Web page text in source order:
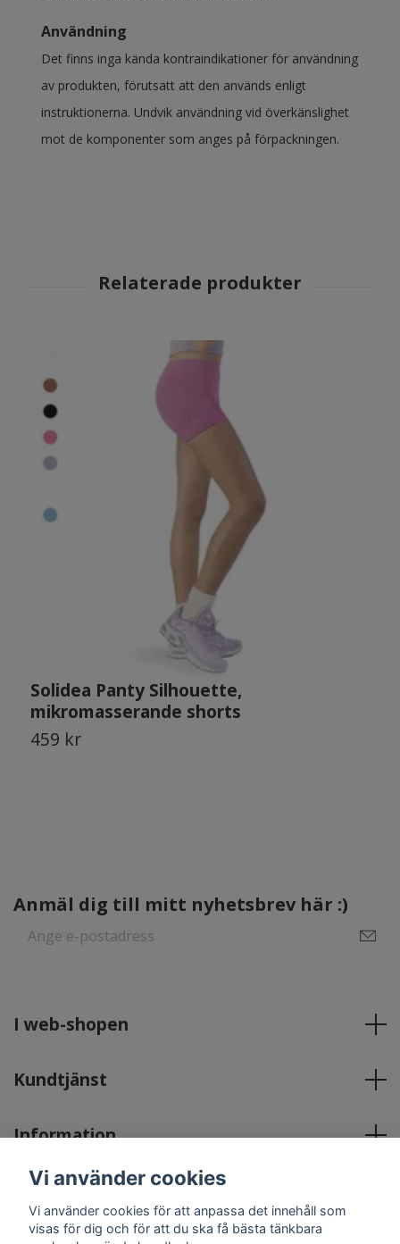
Användning
Det finns inga kända kontraindikationer för användning
av produkten, förutsatt att den används enligt
instruktionerna. Undvik användning vid överkänslighet
mot de komponenter som anges på förpackningen.
Solidea Panty Silhouette,
mikromasserande shorts
459 kr
Anmäl dig till mitt nyhetsbrev här :)
I web-shopen
Kundtjänst
Information
Sociala medier
Vi använder cookies
Vi använder cookies för att anpassa det innehåll som
visas för dig och för att du ska få bästa tänkbara